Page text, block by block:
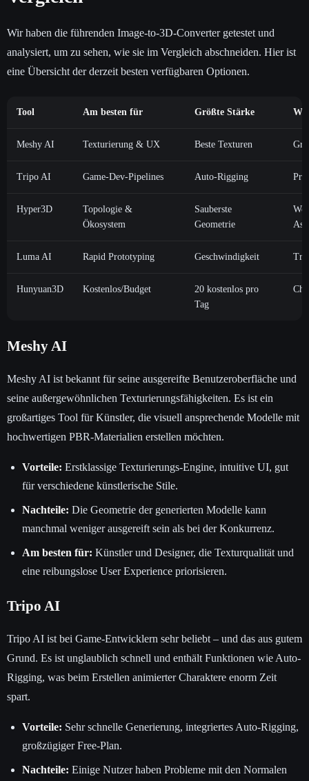
Wir haben die führenden Image-to-3D-Converter getestet und
analysiert, um zu sehen, wie sie im Vergleich abschneiden. Hier ist
eine Übersicht der derzeit besten verfügbaren Optionen.
Tool Am besten für Größte Stärke
Meshy AI Texturierung & UX Beste Texturen
Tripo AI Game-Dev-Pipelines Auto-Rigging
Hyper3D
Topologie &
Ökosystem
Sauberste
Geometrie
Luma AI Rapid Prototyping Geschwindigkeit
Hunyuan3D Kostenlos/Budget
20 kostenlos pro
Tag
Meshy AI
Meshy AI ist bekannt für seine ausgereifte Benutzeroberfläche und
seine außergewöhnlichen Texturierungsfähigkeiten. Es ist ein
großartiges Tool für Künstler, die visuell ansprechende Modelle mit
hochwertigen PBR-Materialien erstellen möchten.
Vorteile: Erstklassige Texturierungs-Engine, intuitive UI, gut
für verschiedene künstlerische Stile.
Nachteile: Die Geometrie der generierten Modelle kann
manchmal weniger ausgereift sein als bei der Konkurrenz.
Am besten für: Künstler und Designer, die Texturqualität und
eine reibungslose User Experience priorisieren.
Tripo AI
Tripo AI ist bei Game-Entwicklern sehr beliebt – und das aus gutem
Grund. Es ist unglaublich schnell und enthält Funktionen wie Auto-
Rigging, was beim Erstellen animierter Charaktere enorm Zeit
spart.
Vorteile: Sehr schnelle Generierung, integriertes Auto-Rigging,
großzügiger Free-Plan.
Nachteile: Einige Nutzer haben Probleme mit den Normalen